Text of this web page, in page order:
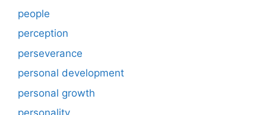
people
perception
perseverance
personal development
personal growth
personality